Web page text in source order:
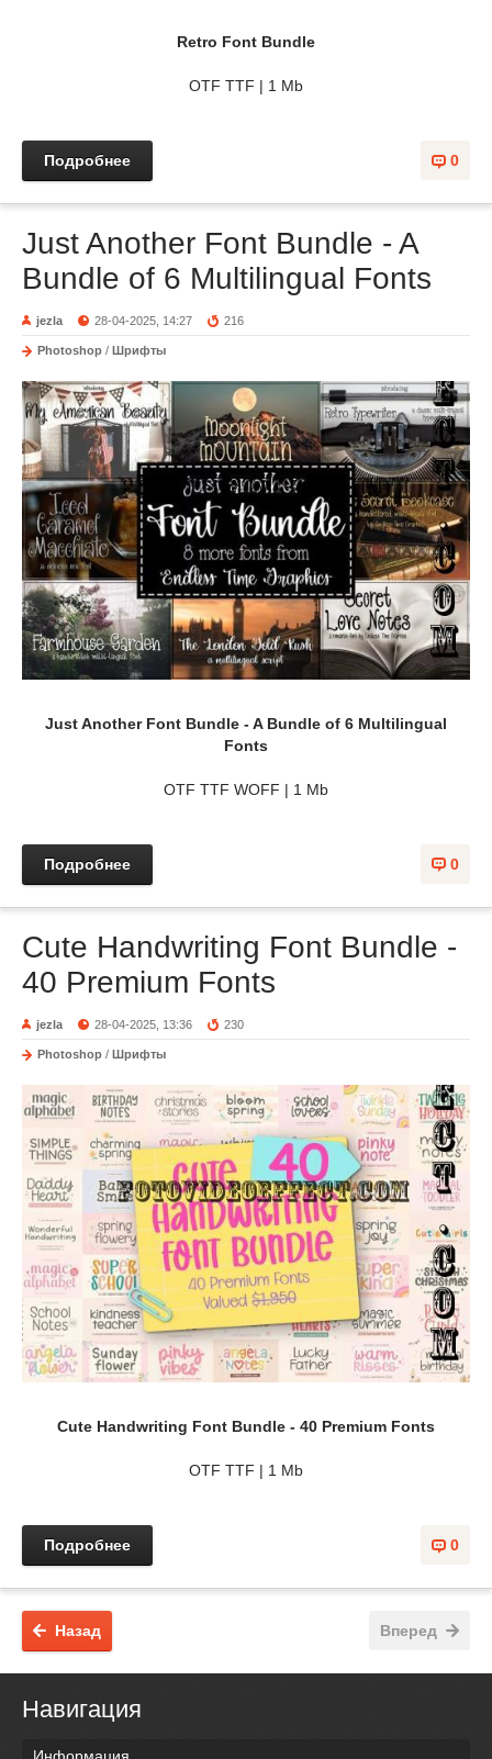
Retro Font Bundle
OTF TTF | 1 Mb
0
Подробнее
Just Another Font Bundle - A
Bundle of 6 Multilingual Fonts
jezla 28-04-2025, 14:27 216
Photoshop / Шрифты
Just Another Font Bundle - A Bundle of 6 Multilingual
Fonts
OTF TTF WOFF | 1 Mb
0
Подробнее
Cute Handwriting Font Bundle -
40 Premium Fonts
jezla 28-04-2025, 13:36 230
Photoshop / Шрифты
Cute Handwriting Font Bundle - 40 Premium Fonts
OTF TTF | 1 Mb
0
Подробнее
Вперед
Назад
Навигация
Информация